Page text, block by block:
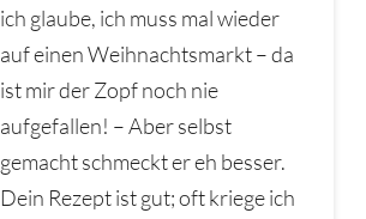
ich glaube, ich muss mal wieder
auf einen Weihnachtsmarkt – da
ist mir der Zopf noch nie
aufgefallen! – Aber selbst
gemacht schmeckt er eh besser.
Dein Rezept ist gut; oft kriege ich